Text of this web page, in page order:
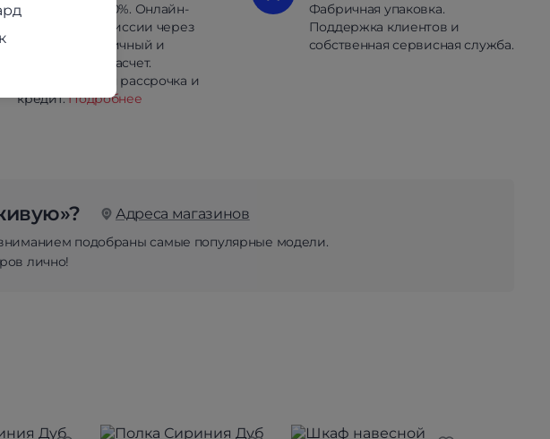
Предоплата 100%. Онлайн-
оплата без комиссии через
Сбербанк. Наличный и
безналичный расчет.
Беспроцентная рассрочка и
кредит.Подробнее
Фабричная упаковка.
Поддержка клиентов и
собственная сервисная служба.
Адреса магазинов
подобраны самые популярные модели.
лично!